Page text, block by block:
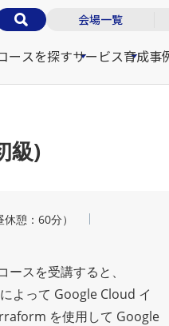
会場一覧
ースを探すサービス育成事
級)
憩：60分）
スを受講すると、
よって Google Cloud イ
を使用して Google